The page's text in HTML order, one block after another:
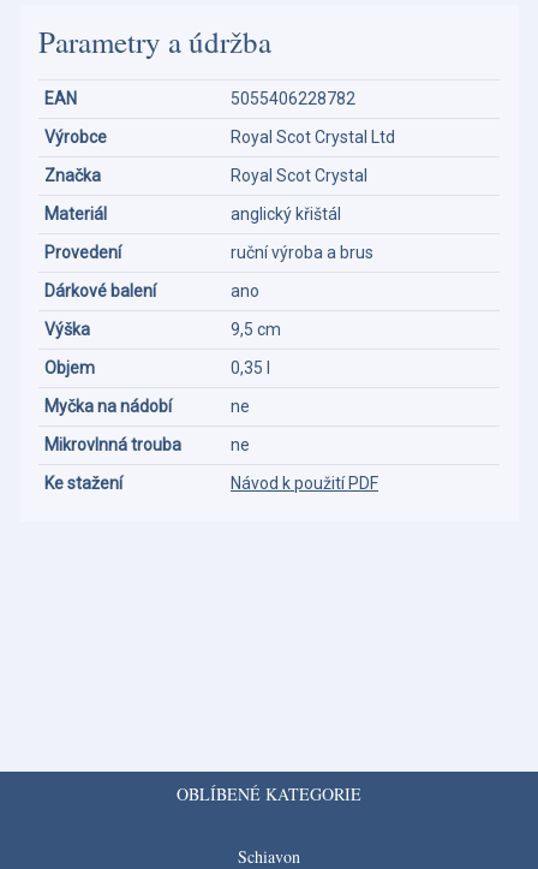
Parametry a údržba
EAN
5055406228782
Výrobce
Royal Scot Crystal Ltd
Značka
Royal Scot Crystal
Materiál
anglický křištál
Provedení
ruční výroba a brus
Dárkové balení
ano
Výška
9,5 cm
Objem
0,35 l
Myčka na nádobí
ne
Mikrovlnná trouba
ne
Ke stažení
Návod k použití PDF
OBLÍBENÉ KATEGORIE
Schiavon